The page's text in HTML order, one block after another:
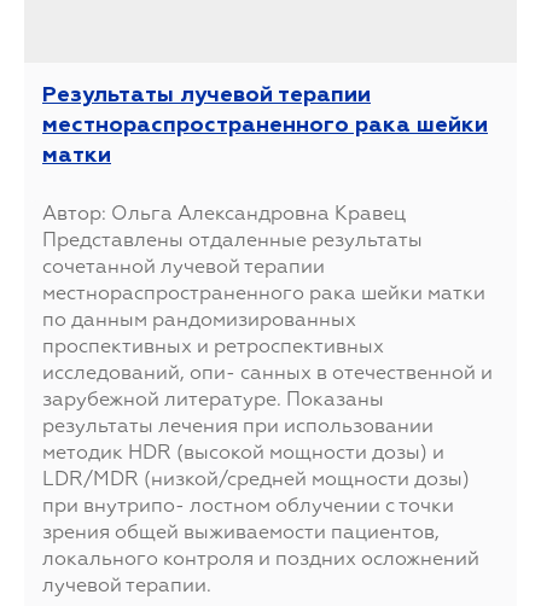
Результаты лучевой терапии
местнораспространенного рака шейки
матки
Автор: Ольга Александровна Кравец
Представлены отдаленные результаты
сочетанной лучевой терапии
местнораспространенного рака шейки матки
по данным рандомизированных
проспективных и ретроспективных
исследований, опи- санных в отечественной и
зарубежной литературе. Показаны
результаты лечения при использовании
методик HDR (высокой мощности дозы) и
LDR/MDR (низкой/средней мощности дозы)
при внутрипо- лостном облучении с точки
зрения общей выживаемости пациентов,
локального контроля и поздних осложнений
лучевой терапии.